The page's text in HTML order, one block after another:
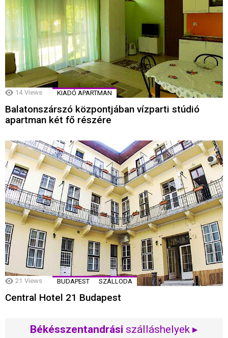
14 Views KIADÓ APARTMAN
Balatonszárszó központjában vízparti stúdió
apartman két fő részére
21 Views BUDAPEST SZÁLLODA
Central Hotel 21 Budapest
Békésszentandrási szálláshelyek ▸